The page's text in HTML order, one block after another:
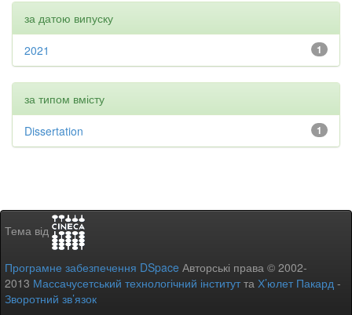
за датою випуску
1
2021
за типом вмісту
1
Dissertation
Тема від
Програмне забезпечення DSpace Авторські права © 2002-
2013 Массачусетський технологічний інститутта Х’юлет Пакард -
Зворотний зв’язок